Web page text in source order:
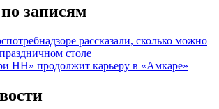
записям
рассказали, сколько можно
столе
НН» продолжит карьеру в «Амкаре»